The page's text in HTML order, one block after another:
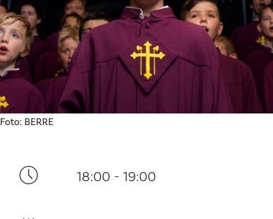
Ditt besøk
Foto: BERRE
18:00 - 19:00